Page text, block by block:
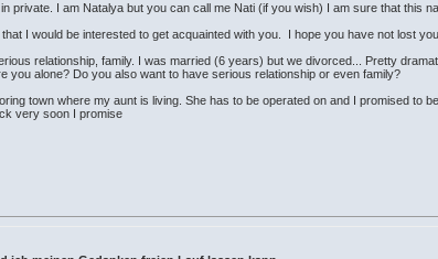
private. I am Natalya but you can call me Nati (if you wish) I am sure that this
I would be interested to get acquainted with you. I hope you have not lost
relationship, family. I was married (6 years) but we divorced... Pretty
you alone? Do you also want to have serious relationship or even family?
town where my aunt is living. She has to be operated on and I promised to
very soon I promise